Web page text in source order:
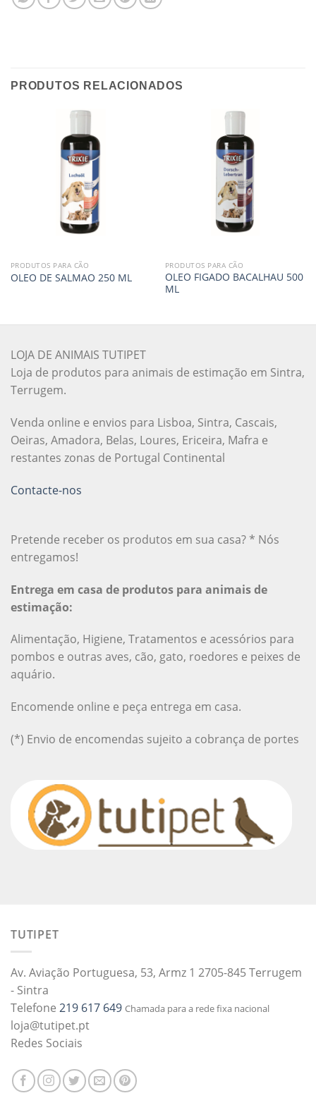
PRODUTOS RELACIONADOS
PRODUTOS PARA CÃO
OLEO DE SALMAO 250 ML
PRODUTOS PARA CÃO
OLEO FIGADO BACALHAU 500
ML
LOJA DE ANIMAIS TUTIPET
Loja de produtos para animais de estimação em Sintra,
Terrugem.
Venda online e envios para Lisboa, Sintra, Cascais,
Oeiras, Amadora, Belas, Loures, Ericeira, Mafra e
restantes zonas de Portugal Continental
Contacte-nos
Pretende receber os produtos em sua casa? * Nós
entregamos!
Entrega em casa de produtos para animais de
estimação:
Alimentação, Higiene, Tratamentos e acessórios para
pombos e outras aves, cão, gato, roedores e peixes de
aquário.
Encomende online e peça entrega em casa.
(*) Envio de encomendas sujeito a cobrança de portes
TUTIPET
Av. Aviação Portuguesa, 53, Armz 1 2705-845 Terrugem
- Sintra
Telefone 219 617 649 Chamada para a rede fixa nacional
loja@tutipet.pt
Redes Sociais